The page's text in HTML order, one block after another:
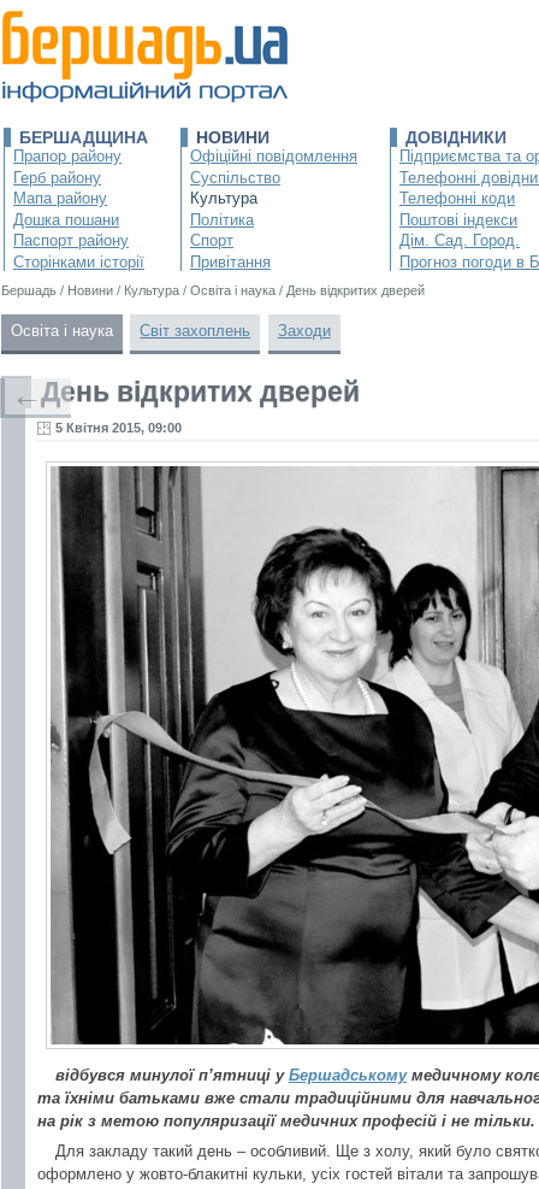
БЕРШАДЩИНА
Прапор району
Герб району
Мапа району
Дошка пошани
Паспорт району
Сторінками історії
НОВИНИ
Офіційні повідомлення
Суспільство
Культура
Політика
Спорт
Привітання
ДОВІДНИКИ
Підприємства та
Телефонні
Телефонні коди
Поштові індекси
Дім. Сад. Город.
Прогноз погоди в
Бершадь / Новини / Культура / Освіта і наука / День відкритих дверей
Освіта і наука Світ захоплень Заходи
День відкритих дверей
5 Квітня 2015, 09:00
відбувся минулої п’ятниці у Бершадськомумедичному
та їхніми батьками вже стали традиційними для
на рік з метою популяризації медичних професій і не тільки.
Для закладу такий день – особливий. Ще з холу, який було
оформлено у жовто-блакитні кульки, усіх гостей вітали та
←